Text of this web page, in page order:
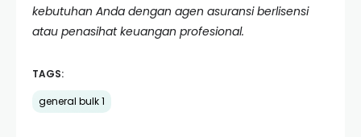
kebutuhan Anda dengan agen asuransi berlisensi
atau penasihat keuangan profesional.
TAGS:
general bulk 1